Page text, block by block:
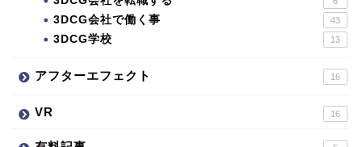
3DCG会社で働く事 43
3DCG学校 13
アフターエフェクト 16
VR 16